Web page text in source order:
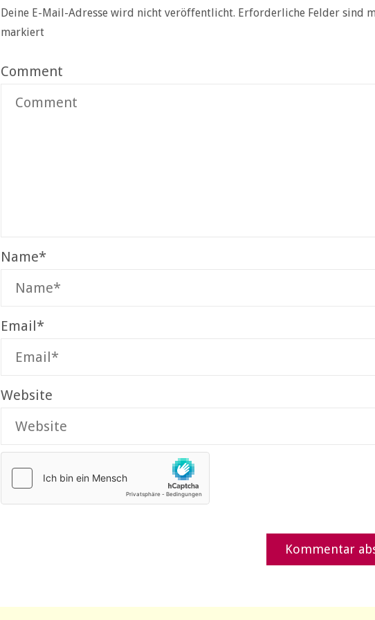
Deine E-Mail-Adresse wird nicht veröffentlicht. Erforderliche Felder sind
markiert
Comment
Name*
Email*
Website